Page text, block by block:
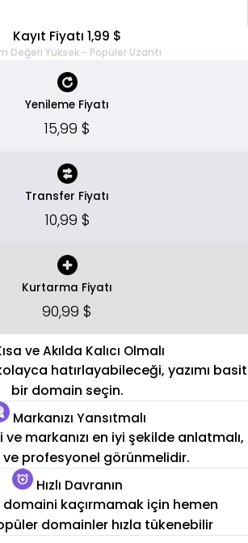
Kayıt Fiyatı 1,99 $
Değeri Yüksek - Popüler Uzantı
Yenileme Fiyatı
15,99 $
Transfer Fiyatı
10,99 $
Kurtarma Fiyatı
90,99 $
ve Akılda Kalıcı Olmalı
hatırlayabileceği, yazımı basit
bir domain seçin.
Markanızı Yansıtmalı
markanızı en iyi şekilde anlatmalı,
ve profesyonel görünmelidir.
Hızlı Davranın
kaçırmamak için hemen
domainler hızla tükenebilir